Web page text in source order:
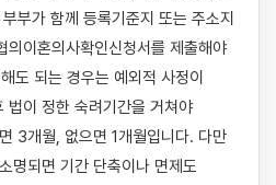
부가 함께 등록기준지 또는 주소지
의이혼의사확인신청서를 제출해야
도 되는 경우는 예외적 사정이
이 정한 숙려기간을 거쳐야
3개월, 없으면 1개월입니다. 다만
명되면 기간 단축이나 면제도